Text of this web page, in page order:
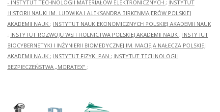
- INSTYTUT TECHNOLOGII MATERIAŁÓW ELEKTRONICZNYCH ; INSTYTUT
HISTORII NAUKI IM. LUDWIKA I ALEKSANDRA BIRKENMAJERÓW POLSKIEJ
AKADEMII NAUK ; INSTYTUT NAUK EKONOMICZNYCH POLSKIEJ AKADEMII NAUK
; INSTYTUT ROZWOJU WSI I ROLNICTWA POLSKIEJ AKADEMII NAUK ; INSTYTUT
BIOCYBERNETYKI I INŻYNIERII BIOMEDYCZNEJ IM. MACIEJA NAŁĘCZA POLSKIEJ
AKADEMII NAUK ; INSTYTUT FIZYKI PAN ; INSTYTUT TECHNOLOGII
BEZPIECZEŃSTWA „MORATEX” ;